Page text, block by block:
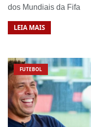
dos Mundiais da Fifa
LEIA MAIS
FUTEBOL